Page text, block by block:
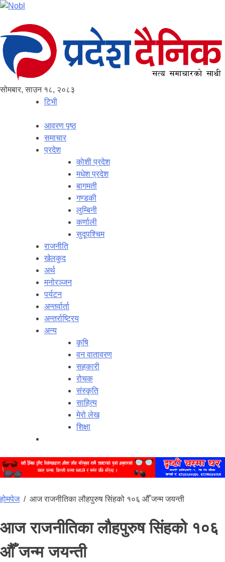
सोमबार, साउन १८, २०८३
टिभी
आवरण पृष्‍ठ
समाचार
प्रदेश
काेशी प्रदेश
मधेश प्रदेश
बागमती
गण्डकी
लुम्बिनी
कर्णाली
सुदूपश्‍चिम
राजनीति
खेलकुद
अर्थ
मनोरञ्‍जन
पर्यटन
अन्तर्वार्ता
अन्तर्राष्‍ट्रिय
अन्य
कृषि
वन वातावरण
सहकारी
रोचक
संस्कृति
साहित्य
मेरो लेख
शिक्षा
होमपेज/ आज राजनीतिका लौहपुरुष सि‌ंहको १०६ औँ जन्म जयन्ती
आज राजनीतिका लौहपुरुष सि‌ंहको १०६
औँ जन्म जयन्ती